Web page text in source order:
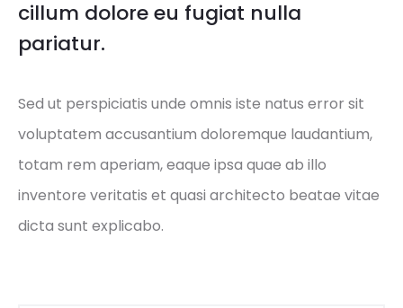
cillum dolore eu fugiat nulla
pariatur.
Sed ut perspiciatis unde omnis iste natus error sit
voluptatem accusantium doloremque laudantium,
totam rem aperiam, eaque ipsa quae ab illo
inventore veritatis et quasi architecto beatae vitae
dicta sunt explicabo.